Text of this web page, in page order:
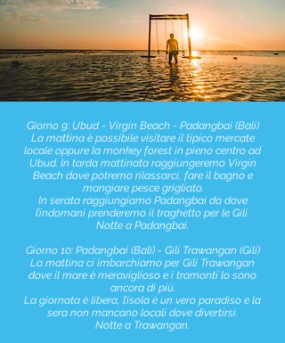
Giorno 9: Ubud - Virgin Beach - Padangbai (Bali)
La mattina è possibile visitare il tipico mercate
locale oppure la monkey forest in pieno centro ad
Ubud. In tarda mattinata raggiungeremo Virgin
Beach dove potremo rilassarci, fare il bagno e
mangiare pesce grigliato.
In serata raggiungiamo Padangbai da dove
l’indomani prenderemo il traghetto per le Gili.
Notte a Padangbai.
Giorno 10: Padangbai (Bali) - Gili Trawangan (Gili)
La mattina ci imbarchiamo per Gili Trawangan
dove il mare è meraviglioso e i tramonti lo sono
ancora di più.
La giornata è libera, l’isola è un vero paradiso e la
sera non mancano locali dove divertirsi.
Notte a Trawangan.